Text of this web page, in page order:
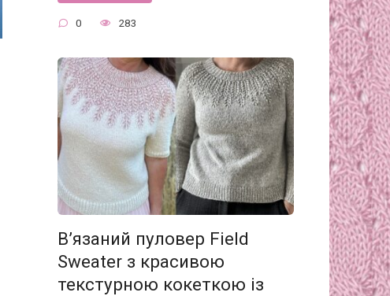
0 283
В’язаний пуловер Field
Sweater з красивою
текстурною кокеткою із